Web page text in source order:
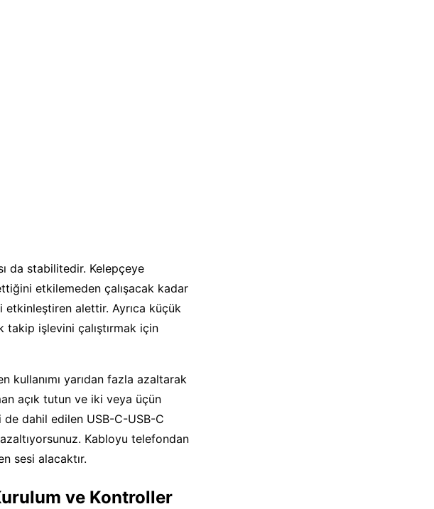
da stabilitedir. Kelepçeye
etkilemeden çalışacak kadar
alettir. Ayrıca küçük
takip işlevini çalıştırmak için
kullanımı yarıdan fazla azaltarak
açık tutun ve iki veya üçün
de dahil edilen USB-C-USB-C
Kabloyu telefondan
sesi alacaktır.
ve Kontroller